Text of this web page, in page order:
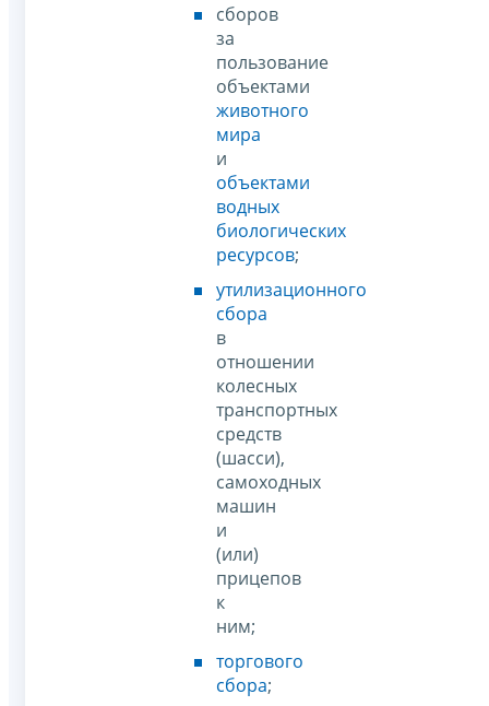
сборов
за
пользование
объектами
животного
мира
и
объектами
водных
биологических
ресурсов;
утилизационного
сбора
в
отношении
колесных
транспортных
средств
(шасси),
самоходных
машин
и
(или)
прицепов
к
ним;
торгового
сбора;